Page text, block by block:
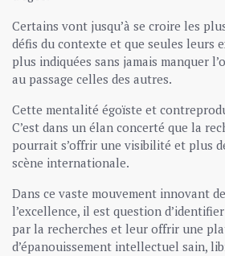
Certains vont jusqu’à se croire les
défis du contexte et que seules leurs
plus indiquées sans jamais manquer
au passage celles des autres.
Cette mentalité égoïste et
C’est dans un élan concerté que la
pourrait s’offrir une visibilité et plus
scène internationale.
Dans ce vaste mouvement innovant
l’excellence, il est question
par la recherches et leur offrir une
d’épanouissement intellectuel sain,